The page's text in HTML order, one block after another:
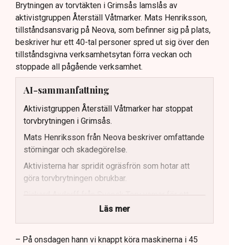
Brytningen av torvtäkten i Grimsås lamslås av
aktivistgruppen Återställ Våtmarker. Mats Henriksson,
tillståndsansvarig på Neova, som befinner sig på plats,
beskriver hur ett 40-tal personer spred ut sig över den
tillståndsgivna verksamhetsytan förra veckan och
stoppade all pågående verksamhet.
AI-sammanfattning
Aktivistgruppen Återställ Våtmarker har stoppat
torvbrytningen i Grimsås.
Mats Henriksson från Neova beskriver omfattande
störningar och skadegörelse.
Aktivisterna har spridit ogräsfrön som hotar att
göra torvbrytningen obrukbar.
Rickard Axdorff från Svensk Torv varnar för ett
stort ekonomiskt sabotage.
Dialogpolisen på plats står maktlös inför
aktivisternas handlingar.
Läs mer
– På onsdagen hann vi knappt köra maskinerna i 45